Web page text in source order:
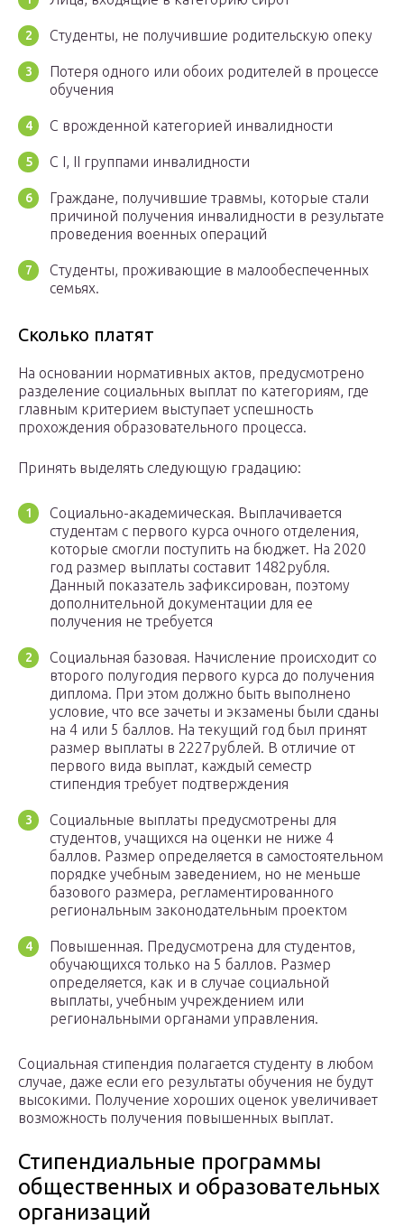
Студенты, не получившие родительскую опеку
Потеря одного или обоих родителей в процессе
обучения
С врожденной категорией инвалидности
С I, II группами инвалидности
Граждане, получившие травмы, которые стали
причиной получения инвалидности в результате
проведения военных операций
Студенты, проживающие в малообеспеченных
семьях.
Сколько платят
На основании нормативных актов, предусмотрено
разделение социальных выплат по категориям, где
главным критерием выступает успешность
прохождения образовательного процесса.
Принять выделять следующую градацию:
Социально-академическая. Выплачивается
студентам с первого курса очного отделения,
которые смогли поступить на бюджет. На 2020
год размер выплаты составит 1482рубля.
Данный показатель зафиксирован, поэтому
дополнительной документации для ее
получения не требуется
Социальная базовая. Начисление происходит со
второго полугодия первого курса до получения
диплома. При этом должно быть выполнено
условие, что все зачеты и экзамены были сданы
на 4 или 5 баллов. На текущий год был принят
размер выплаты в 2227рублей. В отличие от
первого вида выплат, каждый семестр
стипендия требует подтверждения
Социальные выплаты предусмотрены для
студентов, учащихся на оценки не ниже 4
баллов. Размер определяется в самостоятельном
порядке учебным заведением, но не меньше
базового размера, регламентированного
региональным законодательным проектом
Повышенная. Предусмотрена для студентов,
обучающихся только на 5 баллов. Размер
определяется, как и в случае социальной
выплаты, учебным учреждением или
региональными органами управления.
Социальная стипендия полагается студенту в любом
случае, даже если его результаты обучения не будут
высокими. Получение хороших оценок увеличивает
возможность получения повышенных выплат.
Стипендиальные программы
общественных и образовательных
организаций